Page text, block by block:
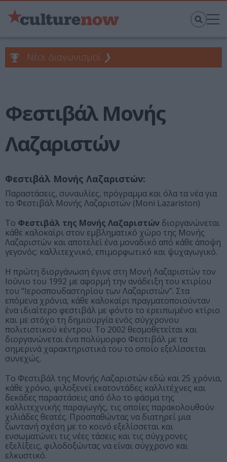
Νέοι Διαγωνισμοί ❯
Φεστιβάλ Μονής
Λαζαριστών
Φεστιβάλ Μονής Λαζαριστών:
Παραστάσεις, συναυλίες, πρόγραμμα και όλα τα νέα για
το Φεστιβάλ Μονής Λαζαριστών (Moni Lazariston)
Το Φεστιβάλ της Μονής Λαζαριστών διοργανώνεται
κάθε καλοκαίρι στον εμβληματικό χώρο της Μονής
Λαζαριστών και αποτελεί ένα μοναδικό από κάθε άποψη
γεγονός: καλλιτεχνικό, επιμορφωτικό και ψυχαγωγικό.
Η πρώτη διοργάνωση έγινε στη Μονή Λαζαριστών τον
Ιούνιο του 1992 με αφορμή την ανάδειξη του κτιρίου
του “Ιεροσπουδαστηρίου των Λαζαριστών”. Στα
επόμενα χρόνια, κάθε καλοκαίρι πραγματοποιούνταν
ένα ιδιαίτερο φεστιβάλ με φόντο το ερειπωμένο κτίριο
και με στόχο τη δημιουργία ενός σύγχρονου
πολιτιστικού κέντρου. Το 2002 θεσμοθετείται και
διοργανώνεται ένα πολύμορφο Φεστιβάλ με τα
σημερινά χαρακτηριστικά του το οποίο εξελίσσεται
συνεχώς.
Το Φεστιβάλ της Μονής Λαζαριστών εδώ και 25 χρόνια,
κάθε χρόνο, φιλοξενεί εκατοντάδες καλλιτέχνες και
δεκάδες παραστάσεις από όλο το φάσμα της
καλλιτεχνικής παραγωγής, τις οποίες παρακολουθούν
χιλιάδες θεατές. Προσπαθώντας να διατηρεί μια
ζωντανή σχέση με το κοινό εξελίσσεται και
ενσωματώνει τις νέες τάσεις και τις σύγχρονες
εξελίξεις, φιλοδοξώντας να είναι σύγχρονο και
ελκυστικό.